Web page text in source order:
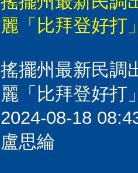
麗「比拜登好打
搖擺州最新民調
麗「比拜登好打
2024-08-18
盧思綸